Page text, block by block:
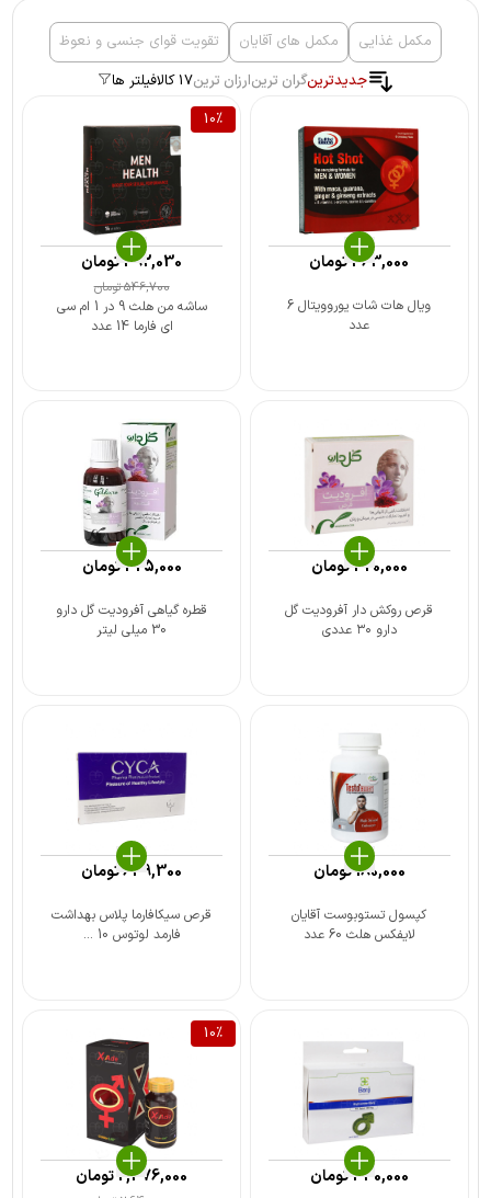
مکمل غذایی مکمل های آقایان
تقویت قوای جنسی و نعوظ
جدیدترینگران ترینارزان ترین17 کالا فیلتر ها
ویال هات شات یوروویتال 6
عدد
363,000تومان
10%
ساشه من هلث 9 در 1 ام سی
ای فارما 14 عدد
546,700تومان
492,030تومان
قرص روکش ‎دار آفرودیت گل
دارو ۳۰ عددی
420,000تومان
قطره گیاهی آفرودیت گل دارو
30 میلی لیتر
325,000تومان
کپسول تستوبوست آقایان
لایفکس هلث 60 عدد
180,000تومان
قرص سیکافارما پلاس بهداشت
فارمد لوتوس 10 ...
639,300تومان
330,000تومان
10%
2,376,000تومان